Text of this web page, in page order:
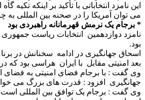
این نامزد انتخاباتی با تأکید بر اینکه
می توان آمریکا را در صحنه بین المللی
* برجام یک نرمش قهرمانانه راهبردی بود
نامزد دوازدهمین انتخابات ریاست
بود.
اسحاق جهانگیری در ادامه سخنانش در
بعد امنیتی مقابل با ایران هراسی بود که
وی گفت : با برجام فضای امنیتی به
جهانگیری افزود : قدرت های بزرگ می
وی گفت : برجام یک توافق بین المللی